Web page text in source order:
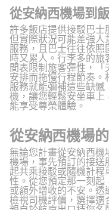
從安納西機場到
許多飯店提供接駁巴士
但實際狀況可能差強人
服務，且巴士往往依
時又累人。行李多的
間表限制旅客彈性，
安排而拖慢行程節奏
服務就能彌補這些缺憾
機，讓您輕鬆安坐車上
能享受尊榮體驗。
從安納西機場
無論您計畫從安納西
機場，事先預訂的接送
起共乘接駁或隨機計程
性。從您預定那一刻起
或額外增收的不安。
檢視司機評價，選擇